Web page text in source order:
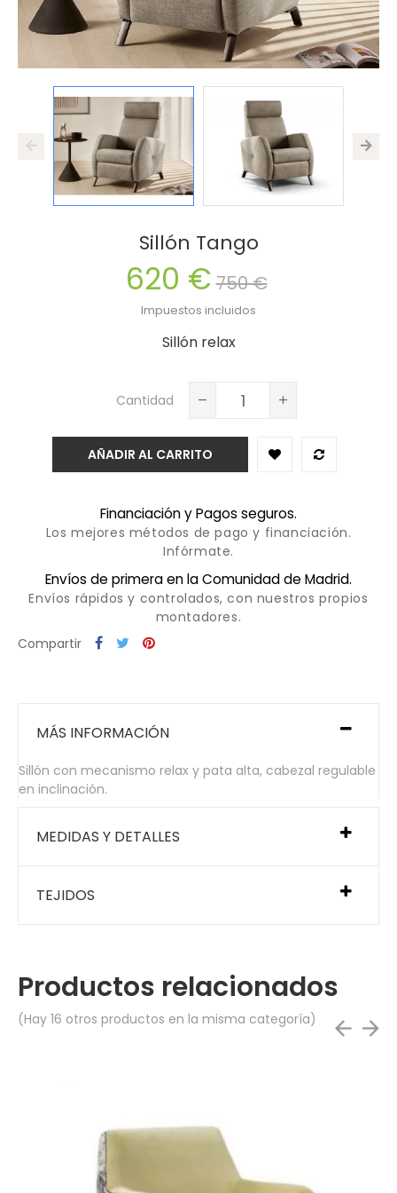
Sillón Tango
620 €750 €
Impuestos incluidos
Sillón relax
Cantidad
AÑADIR AL CARRITO
Financiación y Pagos seguros.
Los mejores métodos de pago y financiación.
Infórmate.
Envíos de primera en la Comunidad de Madrid.
Envíos rápidos y controlados, con nuestros propios
montadores.
Compartir
MÁS INFORMACIÓN
Sillón con mecanismo relax y pata alta, cabezal regulable
en inclinación.
MEDIDAS Y DETALLES
TEJIDOS
Productos relacionados
(Hay 16 otros productos en la misma categoría)